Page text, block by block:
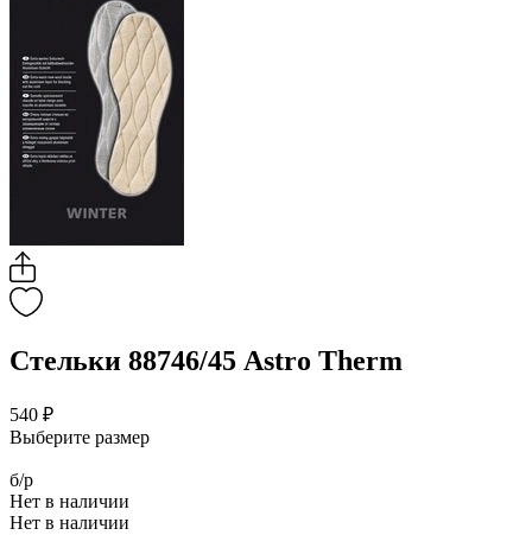
Стельки 88746/45 Astro Therm
540 ₽
Выберите размер
б/р
Нет в наличии
Нет в наличии